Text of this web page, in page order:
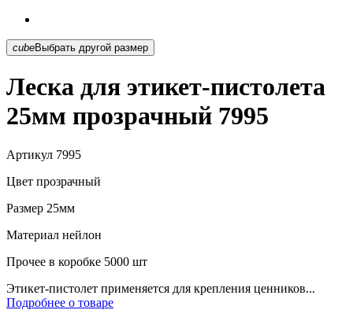
cubeВыбрать другой размер
Леска для этикет-пистолета
25мм прозрачный 7995
Артикул 7995
Цвет прозрачный
Размер 25мм
Материал нейлон
Прочее в коробке 5000 шт
Этикет-пистолет применяется для крепления ценников...
Подробнее о товаре